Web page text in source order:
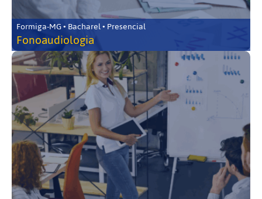
Formiga-MG • Bacharel • Presencial
Fonoaudiologia